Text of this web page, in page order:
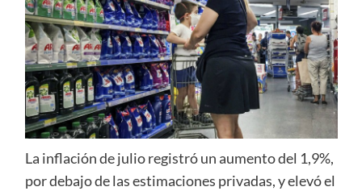
La inflación de julio registró un aumento del 1,9%,
por debajo de las estimaciones privadas, y elevó el